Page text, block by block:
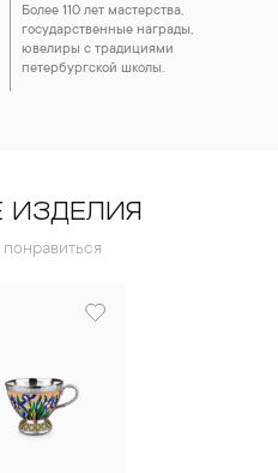
Более 110 лет мастерства,
государственные награды,
ювелиры с традициями
петербургской школы.
ИЗДЕЛИЯ